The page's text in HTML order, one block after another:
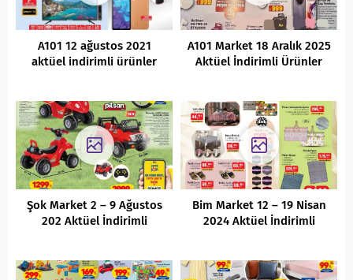
A101 12 ağustos 2021
aktüel indirimli ürünler
A101 Market 18 Aralık 2025
Aktüel İndirimli Ürünler
Şok Market 2 – 9 Ağustos
202 Aktüel İndirimli
Bim Market 12 – 19 Nisan
2024 Aktüel İndirimli